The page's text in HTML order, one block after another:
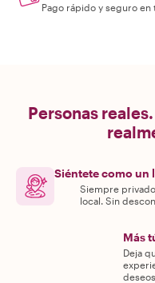
Pago rápido y seguro en
Personas
Siéntete como un
Siempre
local. Sin
Más
Deja